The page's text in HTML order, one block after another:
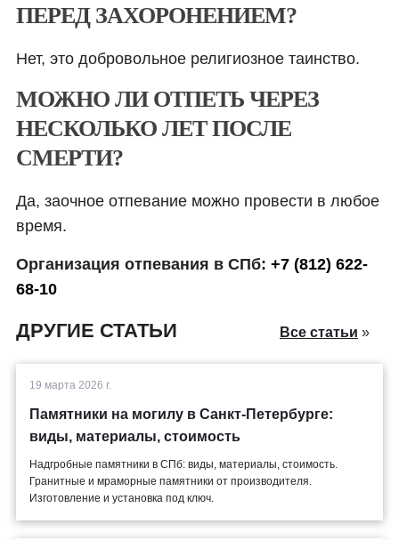
ПЕРЕД ЗАХОРОНЕНИЕМ?
Нет, это добровольное религиозное таинство.
МОЖНО ЛИ ОТПЕТЬ ЧЕРЕЗ
НЕСКОЛЬКО ЛЕТ ПОСЛЕ
СМЕРТИ?
Да, заочное отпевание можно провести в любое
время.
Организация отпевания в СПб: +7 (812) 622-
68-10
ДРУГИЕ СТАТЬИ
19 марта 2026 г.
Памятники на могилу в Санкт-Петербурге:
виды, материалы, стоимость
Надгробные памятники в СПб: виды, материалы, стоимость.
Гранитные и мраморные памятники от производителя.
Изготовление и установка под ключ.
Все статьи »